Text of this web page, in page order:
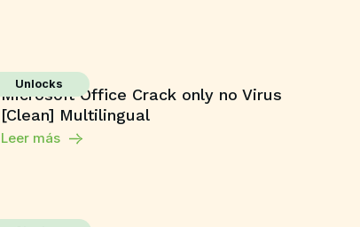
Unlocks
Microsoft Office Crack only no Virus
[Clean] Multilingual
Leer más